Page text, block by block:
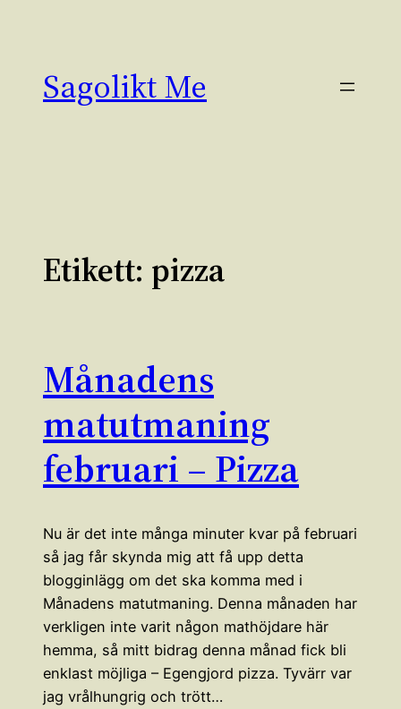
Sagolikt Me
Etikett: pizza
Månadens
matutmaning
februari – Pizza
Nu är det inte många minuter kvar på februari
så jag får skynda mig att få upp detta
blogginlägg om det ska komma med i
Månadens matutmaning. Denna månaden har
verkligen inte varit någon mathöjdare här
hemma, så mitt bidrag denna månad fick bli
enklast möjliga – Egengjord pizza. Tyvärr var
jag vrålhungrig och trött…